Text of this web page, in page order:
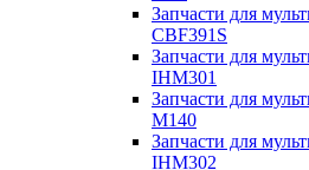
Запчасти для
CBF391S
Запчасти для
IHM301
Запчасти для
M140
Запчасти для
IHM302